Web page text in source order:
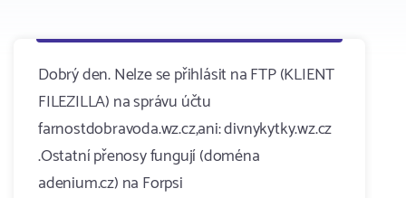
Dobrý den. Nelze se přihlásit na FTP (KLIENT
FILEZILLA) na správu účtu
farnostdobravoda.wz.cz,ani: divnykytky.wz.cz
.Ostatní přenosy fungují (doména
adenium.cz) na Forpsi